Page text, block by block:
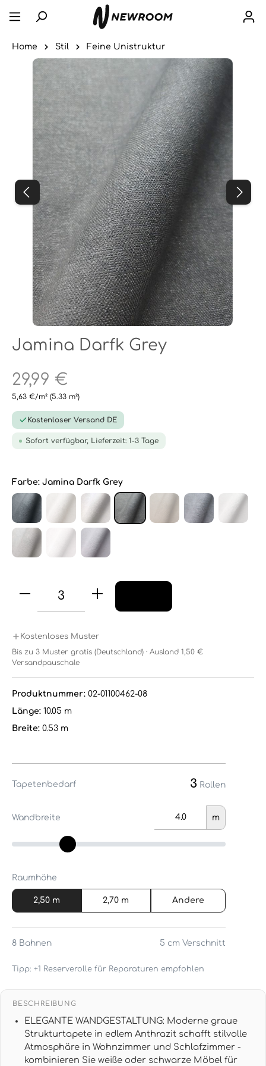
Home Stil Feine Unistruktur
Jamina Darfk Grey
29,99 €
5,63 €/m² (5.33 m²)
Kostenloser Versand DE
Sofort verfügbar, Lieferzeit: 1-3 Tage
Farbe: Jamina Darfk Grey
Kostenloses Muster
Bis zu 3 Muster gratis (Deutschland) · Ausland 1,50 €
Versandpauschale
Produktnummer: 02-01100462-08
Länge: 10.05 m
Breite: 0.53 m
Tapetenbedarf 3 Rollen
Wandbreite m
Raumhöhe
2,50 m 2,70 m Andere
8 Bahnen 5 cm Verschnitt
Tipp: +1 Reserverolle für Reparaturen empfohlen
BESCHREIBUNG
ELEGANTE WANDGESTALTUNG: Moderne graue
Strukturtapete in edlem Anthrazit schafft stilvolle
Atmosphäre in Wohnzimmer und Schlafzimmer -
kombinieren Sie weiße oder schwarze Möbel für